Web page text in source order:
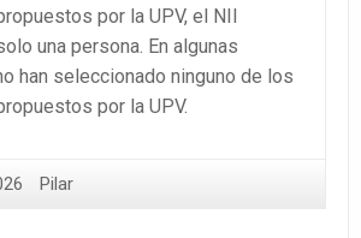
por la UPV, el NII
una persona. En algunas
han seleccionado ninguno de los
por la UPV.
Pilar